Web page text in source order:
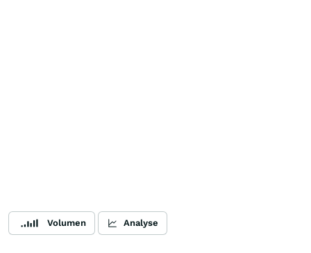
Volumen Analyse